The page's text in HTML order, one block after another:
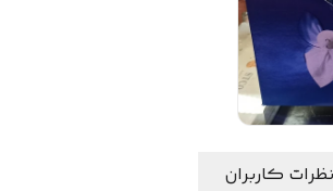
نظرات کاربران